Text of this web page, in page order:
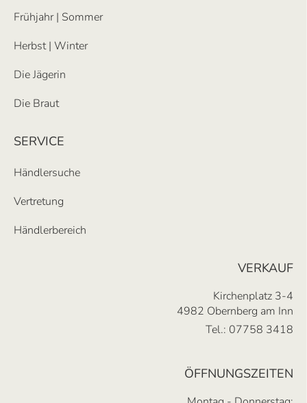
Frühjahr | Sommer
Herbst | Winter
Die Jägerin
Die Braut
SERVICE
Händlersuche
Vertretung
Händlerbereich
VERKAUF
Kirchenplatz 3-4
4982 Obernberg am Inn
Tel.: 07758 3418
ÖFFNUNGSZEITEN